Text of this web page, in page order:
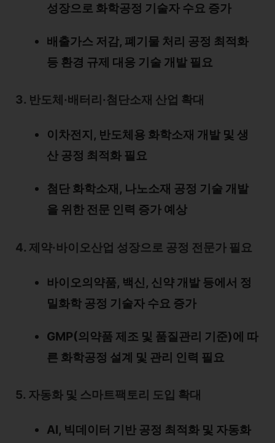
성장으로 화학공정 기술자 수요 증가
배출가스 저감, 폐기물 처리 공정 최적화
등 환경 규제 대응 기술 개발 필요
3. 반도체·배터리·첨단소재 산업 확대
이차전지, 반도체용 화학소재 개발 및 생
산 공정 최적화 필요
첨단 화학소재, 나노소재 공정 기술 개발
을 위한 전문 인력 증가 예상
4. 제약·바이오산업 성장으로 공정 전문가 필요
바이오의약품, 백신, 신약 개발 등에서 정
밀화학 공정 기술자 수요 증가
GMP(의약품 제조 및 품질관리 기준)에 따
른 화학공정 설계 및 관리 인력 필요
5. 자동화 및 스마트팩토리 도입 확대
AI, 빅데이터 기반 공정 최적화 및 자동화